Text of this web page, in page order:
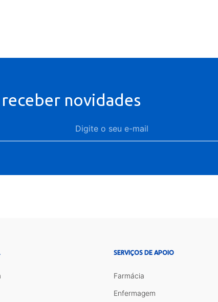
novidades
SERVIÇOS DE APOIO
Farmácia
Enfermagem